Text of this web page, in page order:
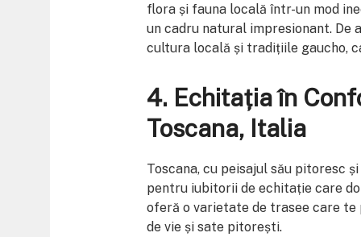
flora și fauna locală într-un mod
un cadru natural impresionant. De
cultura locală și tradițiile gaucho,
4. Echitația în
Toscana, Italia
Toscana, cu peisajul său pitoresc
pentru iubitorii de echitație care
oferă o varietate de trasee care
de vie și sate pitorești.